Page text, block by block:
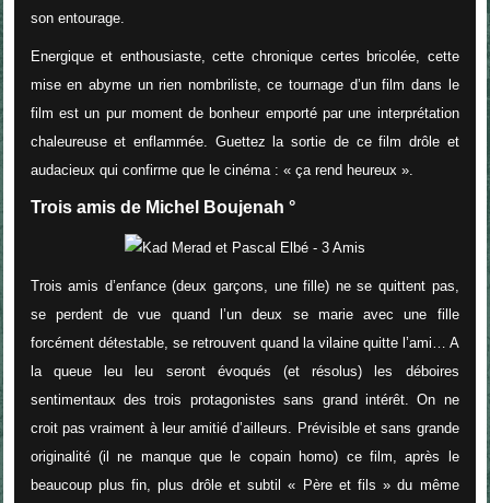
son entourage.
Energique et enthousiaste, cette chronique certes bricolée, cette
mise en abyme un rien nombriliste, ce tournage d’un film dans le
film est un pur moment de bonheur emporté par une interprétation
chaleureuse et enflammée. Guettez la sortie de ce film drôle et
audacieux qui confirme que le cinéma : « ça rend heureux ».
Trois amis de Michel Boujenah °
Trois amis d’enfance (deux garçons, une fille) ne se quittent pas,
se perdent de vue quand l’un deux se marie avec une fille
forcément détestable, se retrouvent quand la vilaine quitte l’ami… A
la queue leu leu seront évoqués (et résolus) les déboires
sentimentaux des trois protagonistes sans grand intérêt. On ne
croit pas vraiment à leur amitié d’ailleurs. Prévisible et sans grande
originalité (il ne manque que le copain homo) ce film, après le
beaucoup plus fin, plus drôle et subtil « Père et fils » du même